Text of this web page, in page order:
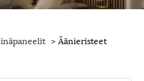
> Äänieristeet